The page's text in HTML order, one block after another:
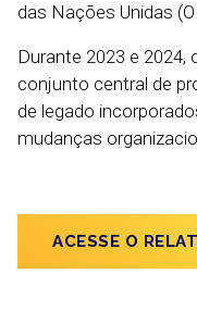
das Nações Unidas
Durante 2023 e 2024,
conjunto central de
de legado
mudanças
ACESSE O